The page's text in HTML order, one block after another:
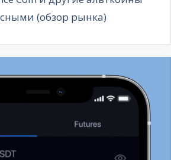
(обзор рынка)